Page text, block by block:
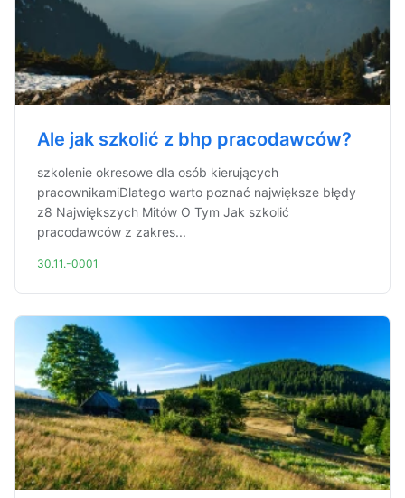
Ale jak szkolić z bhp pracodawców?
szkolenie okresowe dla osób kierujących
pracownikamiDlatego warto poznać największe błędy
z8 Największych Mitów O Tym Jak szkolić
pracodawców z zakres...
30.11.-0001